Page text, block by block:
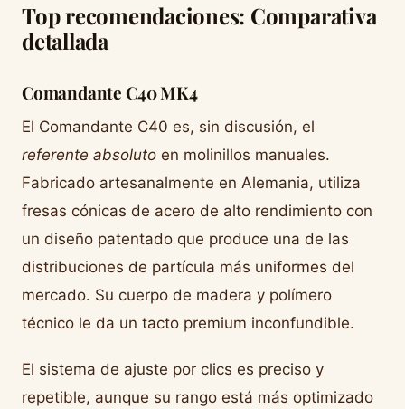
Top recomendaciones: Comparativa
detallada
Comandante C40 MK4
El Comandante C40 es, sin discusión, el
referente absoluto en molinillos manuales.
Fabricado artesanalmente en Alemania, utiliza
fresas cónicas de acero de alto rendimiento con
un diseño patentado que produce una de las
distribuciones de partícula más uniformes del
mercado. Su cuerpo de madera y polímero
técnico le da un tacto premium inconfundible.
El sistema de ajuste por clics es preciso y
repetible, aunque su rango está más optimizado